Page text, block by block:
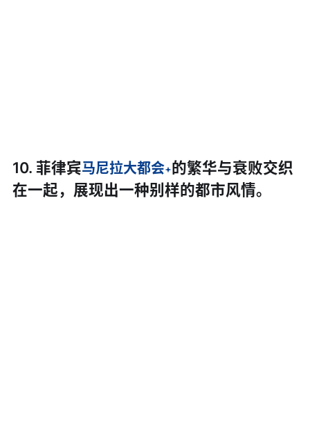
10. 菲律宾马尼拉大都会 的繁华与衰败交织
在一起，展现出一种别样的都市风情。